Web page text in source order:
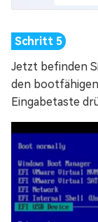
Jetzt befinden
den
Eingabetaste